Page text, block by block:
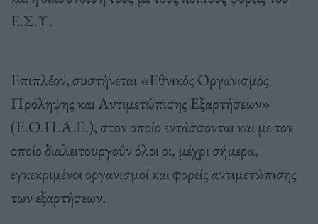
Ε.Σ.Υ.
Επιπλέον, συστήνεται «Εθνικός Οργανισμός
Πρόληψης και Αντιμετώπισης Εξαρτήσεων»
(Ε.Ο.Π.Α.Ε.), στον οποίο εντάσσονται και με τον
οποίο διαλειτουργούν όλοι οι, μέχρι σήμερα,
εγκεκριμένοι οργανισμοί και φορείς αντιμετώπισης
των εξαρτήσεων.